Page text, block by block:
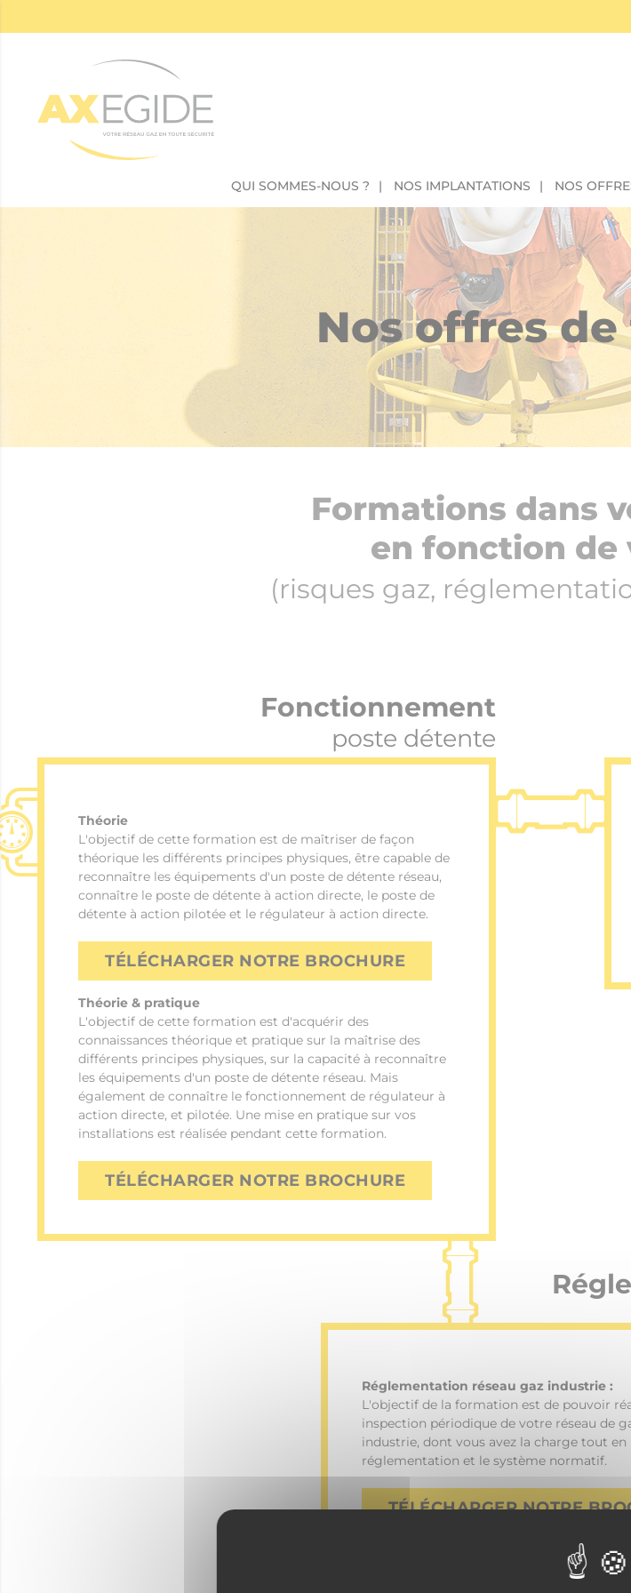
QUI SOMMES-NOUS ? NOS IMPLANTATIONS NOS
Nos offres
Formations dans
en fonction de
(risques gaz,
Fonctionnement
poste détente
Théorie
L'objectif de cette formation est de maîtriser de façon
théorique les différents principes physiques, être capable de
reconnaître les équipements d'un poste de détente réseau,
connaître le poste de détente à action directe, le poste de
détente à action pilotée et le régulateur à action directe.
TÉLÉCHARGER NOTRE BROCHURE
Théorie & pratique
L'objectif de cette formation est d'acquérir des
connaissances théorique et pratique sur la maîtrise des
différents principes physiques, sur la capacité à reconnaître
les équipements d'un poste de détente réseau. Mais
également de connaître le fonctionnement de régulateur à
action directe, et pilotée. Une mise en pratique sur vos
installations est réalisée pendant cette formation.
TÉLÉCHARGER NOTRE BROCHURE
Réglementation réseau gaz industrie :
L'objectif de la formation est de pouvoir
inspection périodique de votre réseau de
industrie, dont vous avez la charge tout en
réglementation et le système normatif.
TÉLÉCHARGER NOTRE
L'objectif de la formation est de pouvoir